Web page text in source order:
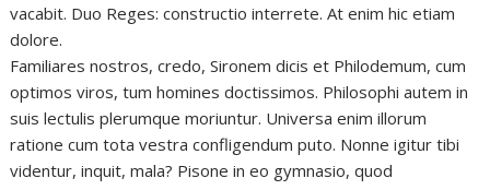
vacabit. Duo Reges: constructio interrete. At enim hic etiam
dolore.
Familiares nostros, credo, Sironem dicis et Philodemum, cum
optimos viros, tum homines doctissimos. Philosophi autem in
suis lectulis plerumque moriuntur. Universa enim illorum
ratione cum tota vestra confligendum puto. Nonne igitur tibi
videntur, inquit, mala? Pisone in eo gymnasio, quod